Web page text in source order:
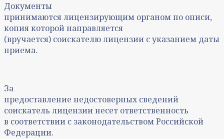
Документы
принимаются лицензирующим органом по описи,
копия которой направляется
(вручается) соискателю лицензии с указанием даты
приема.
За
предоставление недостоверных сведений
соискатель лицензии несет ответственность
в соответствии с законодательством Российской
Федерации.